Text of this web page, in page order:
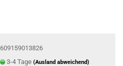
609159013826
3-4 Tage (Ausland abweichend)